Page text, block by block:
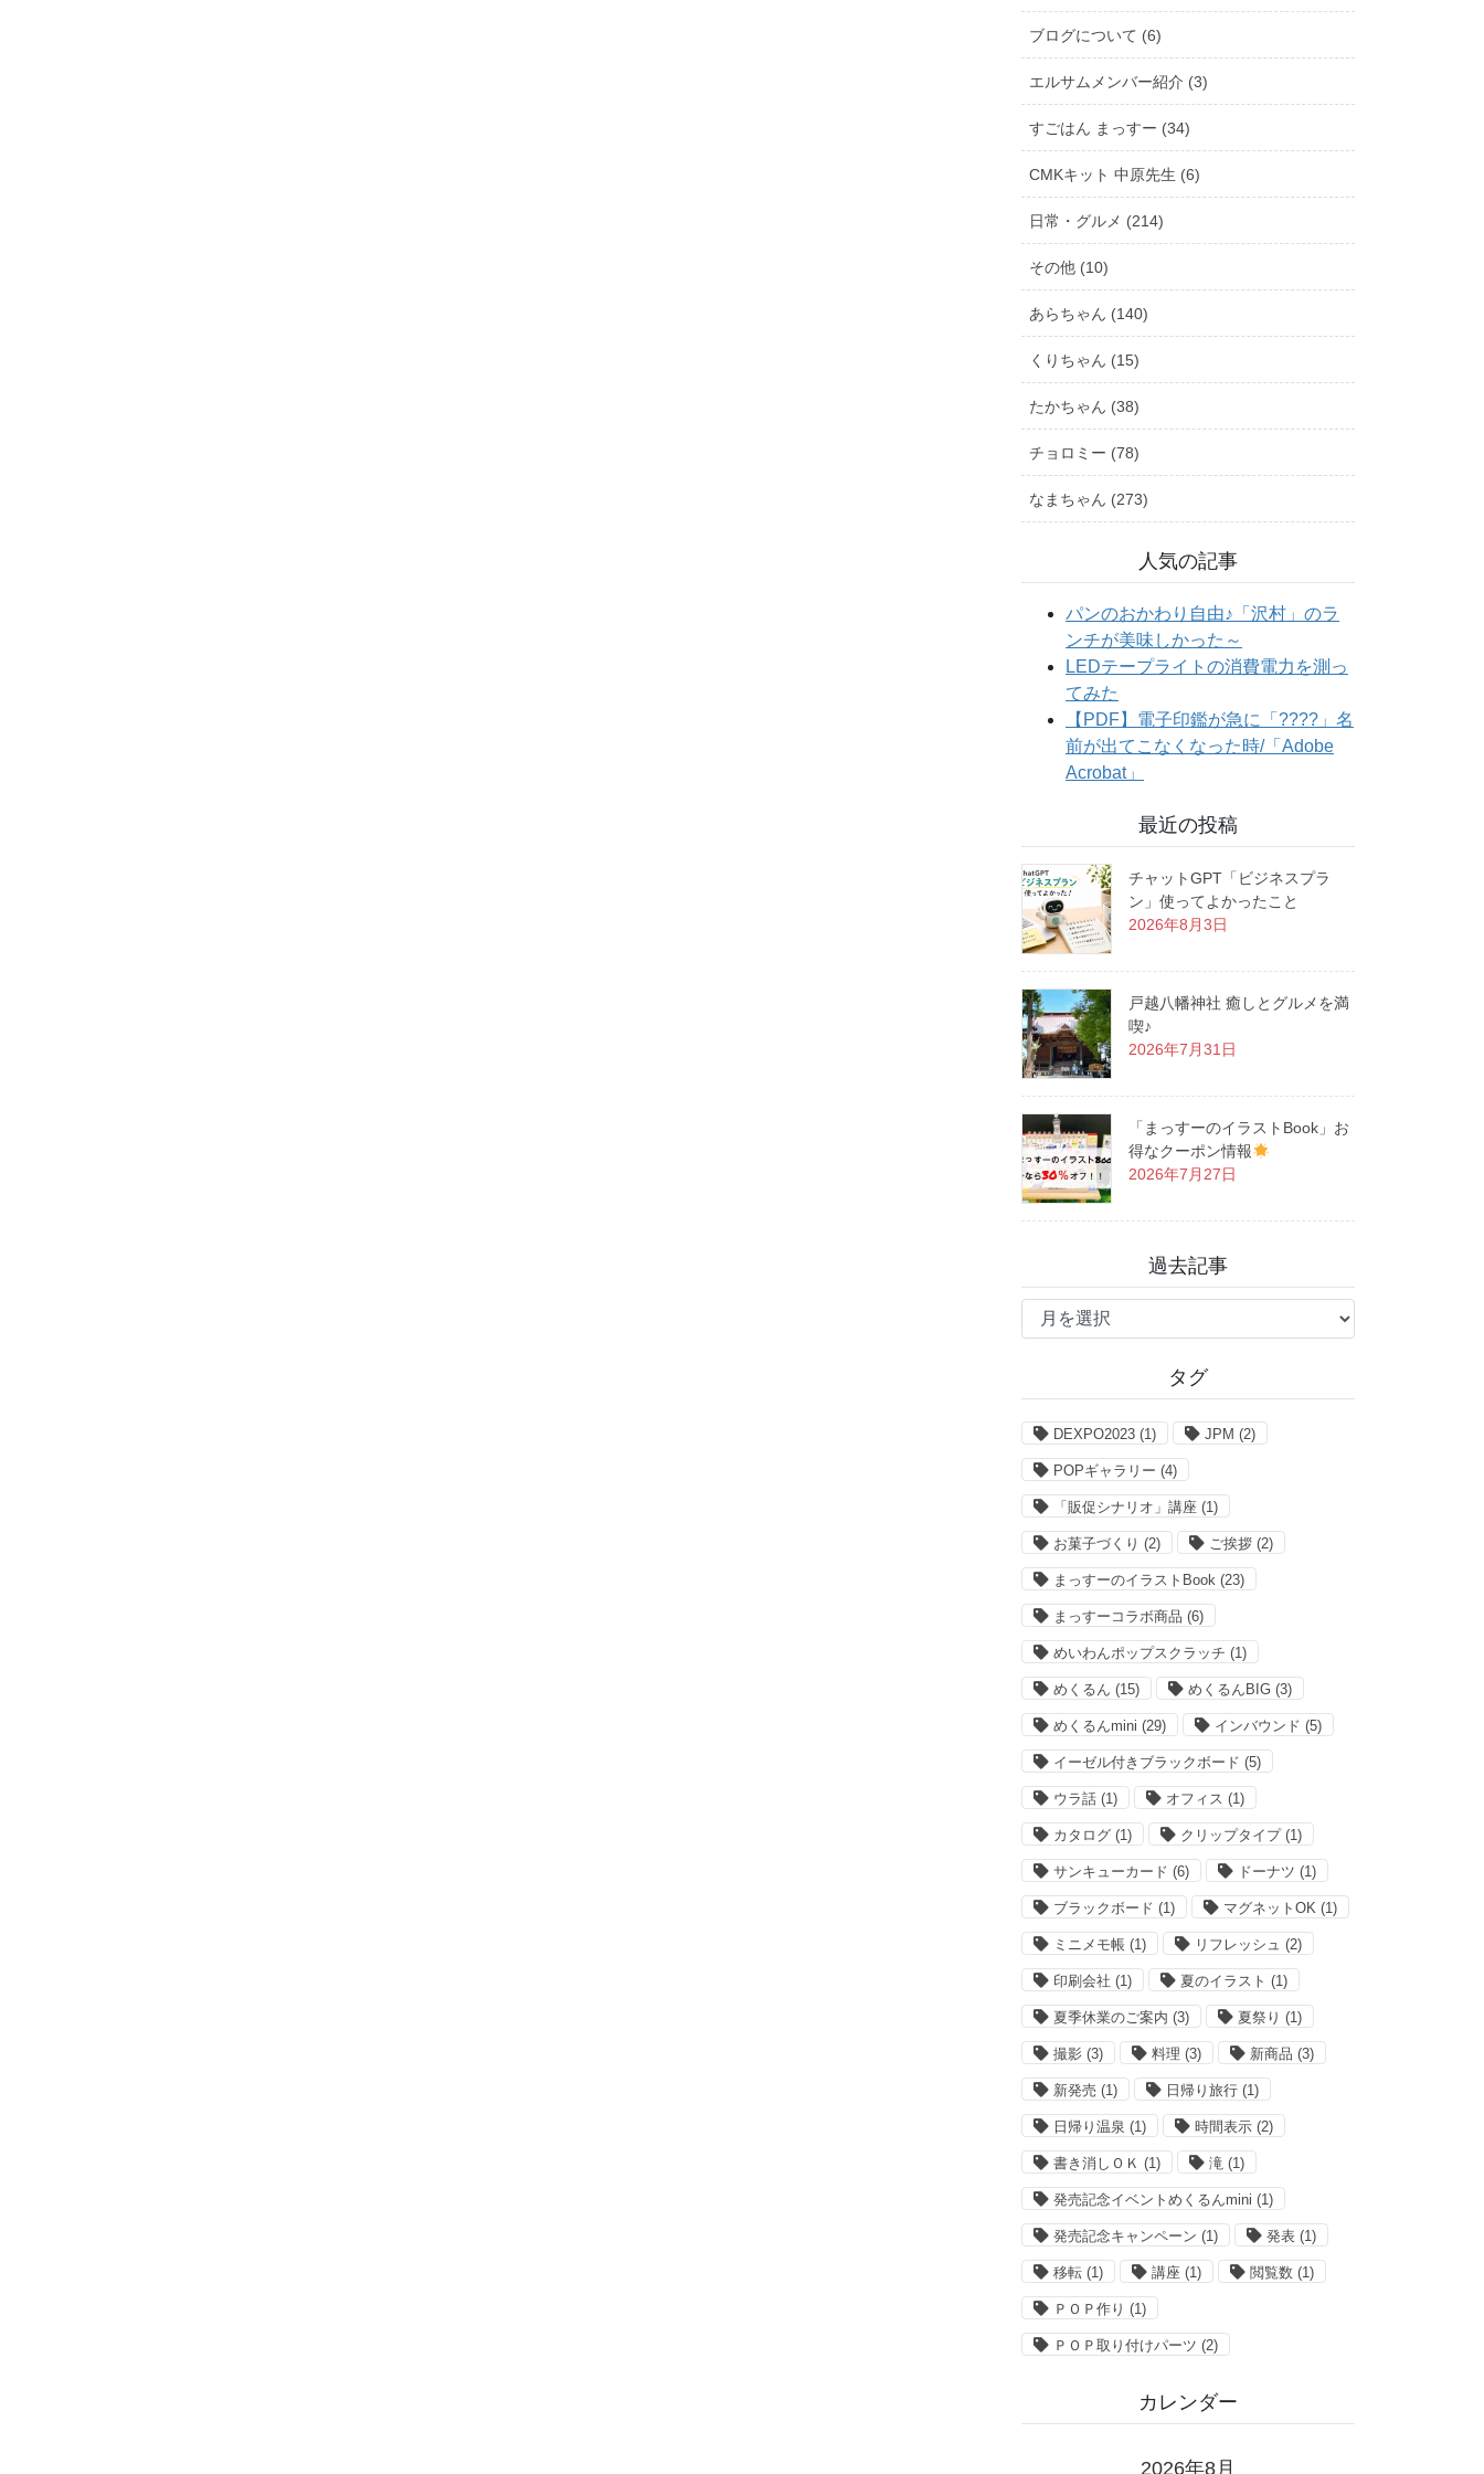
ブログについて (6)
エルサムメンバー紹介 (3)
すごはん まっすー (34)
CMKキット 中原先生 (6)
日常・グルメ (214)
その他 (10)
あらちゃん (140)
くりちゃん (15)
たかちゃん (38)
チョロミー (78)
なまちゃん (273)
人気の記事
最近の投稿
チャットGPT「ビジネスプラ
ン」使ってよかったこと
2026年8月3日
戸越八幡神社 癒しとグルメを満
喫♪
2026年7月31日
「まっすーのイラストBook」お
得なクーポン情報
2026年7月27日
過去記事
過
タグ
DEXPO2023 (1) JPM (2)
POPギャラリー (4)
「販促シナリオ」講座 (1)
お菓子づくり (2) ご挨拶 (2)
まっすーのイラストBook (23)
まっすーコラボ商品 (6)
めいわんポップスクラッチ (1)
めくるん (15) めくるんBIG (3)
めくるんmini (29) インバウンド (5)
イーゼル付きブラックボード (5)
ウラ話 (1) オフィス (1)
カタログ (1) クリップタイプ(1)
サンキューカード (6) ドーナツ (1)
ブラックボード (1) マグネットOK (1)
ミニメモ帳 (1) リフレッシュ (2)
印刷会社 (1) 夏のイラスト (1)
夏季休業のご案内 (3) 夏祭り (1)
撮影 (3) 料理 (3) 新商品 (3)
新発売 (1) 日帰り旅行 (1)
日帰り温泉 (1) 時間表示 (2)
書き消しＯＫ (1) 滝 (1)
発売記念イベントめくるんmini (1)
発売記念キャンペーン (1) 発表 (1)
移転 (1) 講座 (1) 閲覧数 (1)
ＰＯＰ作り (1)
ＰＯＰ取り付けパーツ (2)
カレンダー
2026年8月